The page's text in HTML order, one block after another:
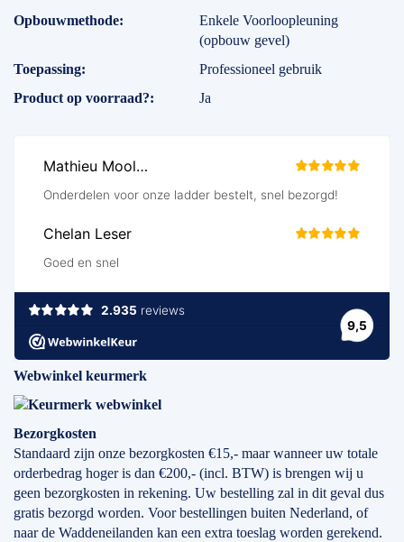
Opbouwmethode
Enkele Voorloopleuning
(opbouw gevel)
Toepassing
Professioneel gebruik
Product op voorraad?
Ja
Webwinkel keurmerk
Bezorgkosten
Standaard zijn onze bezorgkosten €15,- maar wanneer uw totale
orderbedrag hoger is dan €200,- (incl. BTW) is brengen wij u
geen bezorgkosten in rekening. Uw bestelling zal in dit geval dus
gratis bezorgd worden. Voor bestellingen buiten Nederland, of
naar de Waddeneilanden kan een extra toeslag worden gerekend.